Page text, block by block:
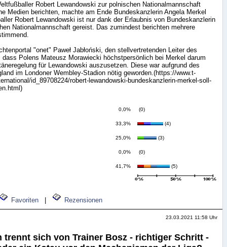
Robert Lewandowski zur polnischen Nationalmannschaft
Medien berichten, machte am Ende Bundeskanzlerin Angela Merkel
Robert Lewandowski ist nur dank der Erlaubnis von Bundeskanzlerin
Nationalmannschaft gereist. Das zumindest berichten mehrere
"onet" Paweł Jabłoński, den stellvertretenden Leiter des
Polens Mateusz Morawiecki höchstpersönlich bei Merkel darum
für Lewandowski auszusetzen. Diese war aufgrund des
im Londoner Wembley-Stadion nötig geworden.(https://www.t-
id_89708224/robert-lewandowski-bundeskanzlerin-merkel-soll-
0,0% (0)
33,3% (4)
25,0% (3)
0,0% (0)
41,7% (5)
Favoriten Rezensionen
23.03.2021 11:58 Uhr
trennt sich von Trainer Bosz - richtiger Schritt -